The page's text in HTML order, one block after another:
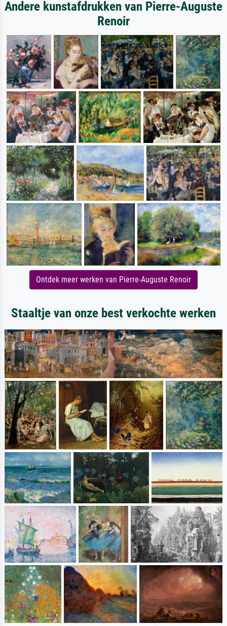
Andere kunstafdrukken van Pierre-Auguste
Renoir
Ontdek meer werken van Pierre-Auguste Renoir
Staaltje van onze best verkochte werken